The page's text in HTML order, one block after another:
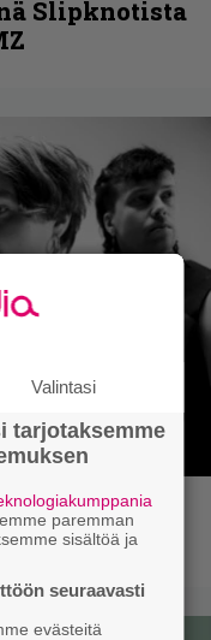
Slipknotista
uuden
Valintasi
tarjotaksemme
paremman
sisältöä ja
seuraavasti
evästeitä